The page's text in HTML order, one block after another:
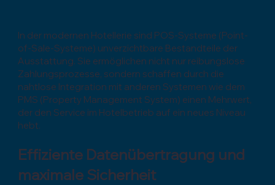
In der modernen Hotellerie sind POS-Systeme (Point-
of-Sale-Systeme) unverzichtbare Bestandteile der
Ausstattung. Sie ermöglichen nicht nur reibungslose
Zahlungsprozesse, sondern schaffen durch die
nahtlose Integration mit anderen Systemen wie dem
PMS (Property Management System) einen Mehrwert,
der den Service im Hotelbetrieb auf ein neues Niveau
hebt.
Effiziente Datenübertragung und
maximale Sicherheit